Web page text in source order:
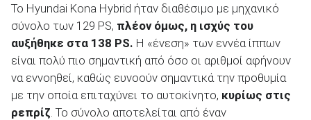
Το Hyundai Kona Hybrid ήταν διαθέσιμο με μηχανικό
σύνολο των 129 PS, πλέον όμως, η ισχύς του
αυξήθηκε στα 138 PS. Η «ένεση» των εννέα ίππων
είναι πολύ πιο σημαντική από όσο οι αριθμοί αφήνουν
να εννοηθεί, καθώς ευνοούν σημαντικά την προθυμία
με την οποία επιταχύνει το αυτοκίνητο, κυρίως στις
ρεπρίζ . Το σύνολο αποτελείται από έναν